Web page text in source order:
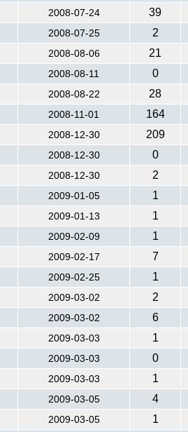
2008-07-24
39
2008-07-25
2
2008-08-06
21
2008-08-11
0
2008-08-22
28
2008-11-01
164
2008-12-30
209
2008-12-30
0
2008-12-30
2
2009-01-05
1
2009-01-13
1
2009-02-09
1
2009-02-17
7
2009-02-25
1
2009-03-02
2
2009-03-02
6
2009-03-03
1
2009-03-03
0
2009-03-03
1
2009-03-05
4
2009-03-05
1